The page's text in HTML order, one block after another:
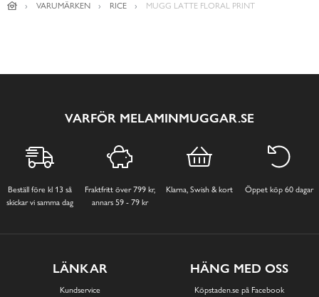
VARUMÄRKEN RICE MUGG LATTE FLORAL PRINT
VARFÖR MELAMINMUGGAR.SE
Beställ före kl 13 så
skickar vi samma dag
Fraktfritt över 799 kr,
annars 59 - 79 kr
Klarna, Swish & kort Öppet köp 60 dagar
LÄNKAR
Kundservice
HÄNG MED OSS
Köpstaden.se på Facebook